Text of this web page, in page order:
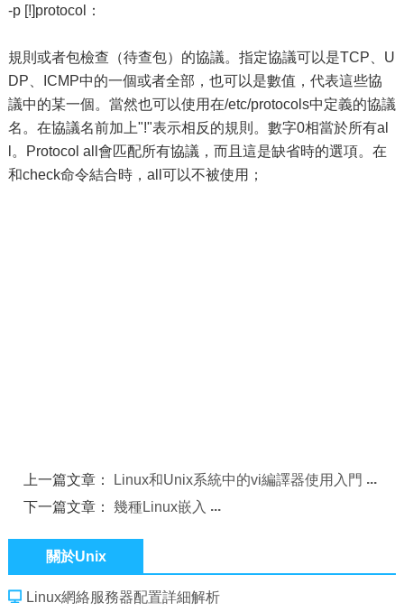
-p [!]protocol：
規則或者包檢查（待查包）的協議。指定協議可以是TCP、U
DP、ICMP中的一個或者全部，也可以是數值，代表這些協
議中的某一個。當然也可以使用在/etc/protocols中定義的協議
名。在協議名前加上"!"表示相反的規則。數字0相當於所有al
l。Protocol all會匹配所有協議，而且這是缺省時的選項。在
和check命令結合時，all可以不被使用；
上一篇文章：
Linux和Unix系統中的vi編譯器使用入門
下一篇文章：幾種Linux嵌入
關於Unix
Linux網絡服務器配置詳細解析